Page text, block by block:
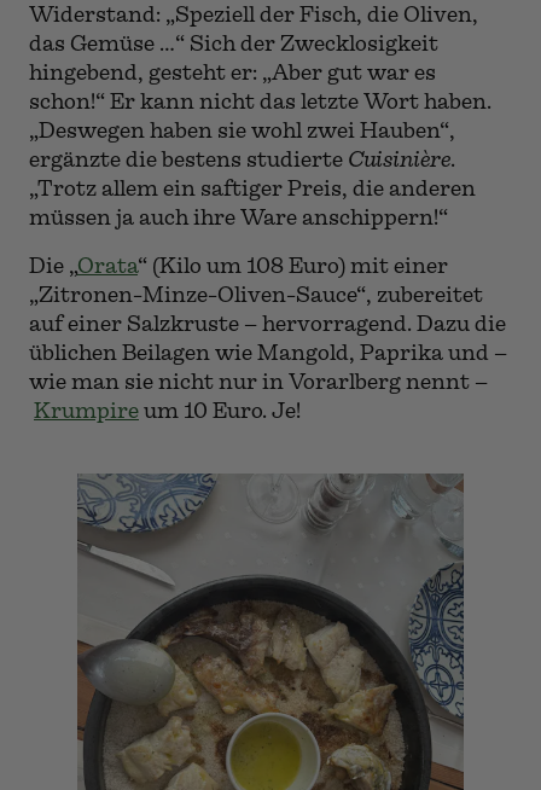
Widerstand: „Speziell der Fisch, die Oliven,
das Gemüse …“ Sich der Zwecklosigkeit
hingebend, gesteht er: „Aber gut war es
schon!“ Er kann nicht das letzte Wort haben.
„Deswegen haben sie wohl zwei Hauben“,
ergänzte die bestens studierte Cuisinière.
„Trotz allem ein saftiger Preis, die anderen
müssen ja auch ihre Ware anschippern!“
Die „Orata“ (Kilo um 108 Euro) mit einer
„Zitronen-Minze-Oliven-Sauce“, zubereitet
auf einer Salzkruste – hervorragend. Dazu die
üblichen Beilagen wie Mangold, Paprika und –
wie man sie nicht nur in Vorarlberg nennt –
Krumpire um 10 Euro. Je!